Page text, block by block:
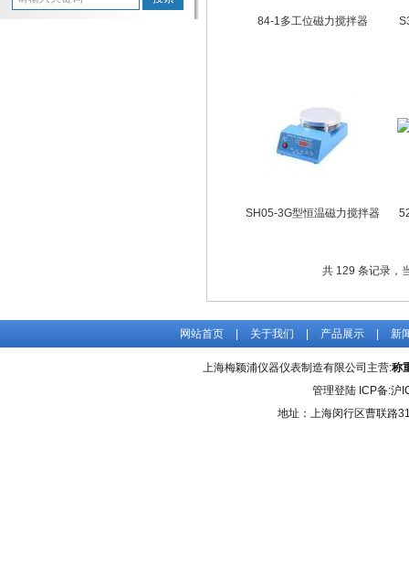
84-1多工位磁力搅拌器
SH05-3G型恒温磁力搅拌器
共 129 条记录，
网站首页 关于我们 产品展示 新
上海梅颖浦仪器仪表制造有限公司主营:称
管理登陆ICP备:沪
地址：上海闵行区曹联路